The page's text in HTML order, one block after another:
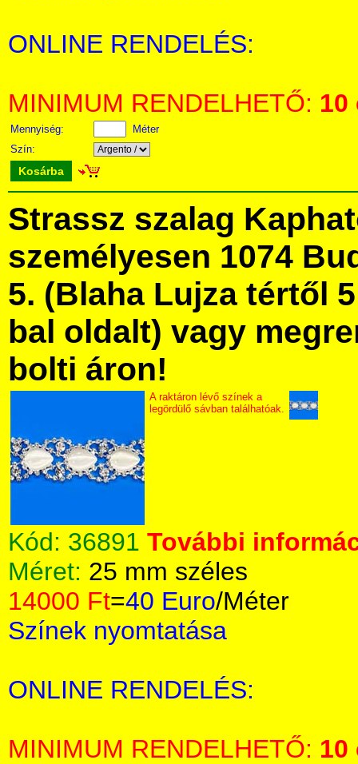
ONLINE RENDELÉS:
MINIMUM RENDELHETŐ: 10
Mennyiség:
Méter
Szín:
Kosárba
Strassz szalag
személyesen 1074
5. (Blaha Lujza tértől
bal oldalt) vagy
bolti áron!
A raktáron lévő színek a
legördülő sávban találhatóak.
Kód: 36891 További
Méret: 25 mm széles
14000 Ft=40 Euro/Méter
Színek nyomtatása
ONLINE RENDELÉS:
MINIMUM RENDELHETŐ: 10